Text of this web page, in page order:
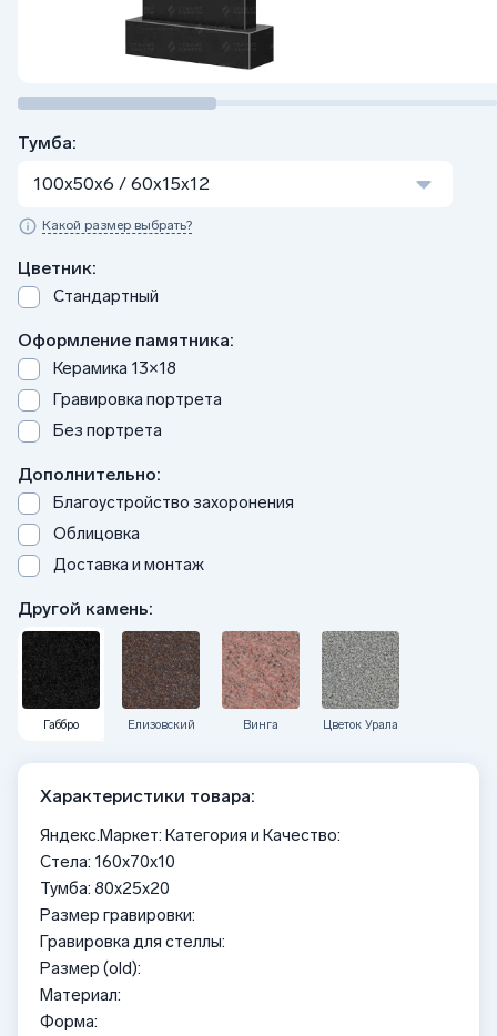
Тумба:
100x50x6 / 60x15x12
Какой размер выбрать?
Цветник:
Стандартный
Оформление памятника:
Керамика 13×18
Гравировка портрета
Без портрета
Дополнительно:
Благоустройство захоронения
Облицовка
Доставка и монтаж
Другой камень:
Габбро Елизовский Винга Цветок Урала
Характеристики товара:
Яндекс.Маркет: Категория и Качество:
Стела: 160x70x10
Тумба: 80x25x20
Размер гравировки:
Гравировка для стеллы:
Размер (old):
Материал:
Форма: